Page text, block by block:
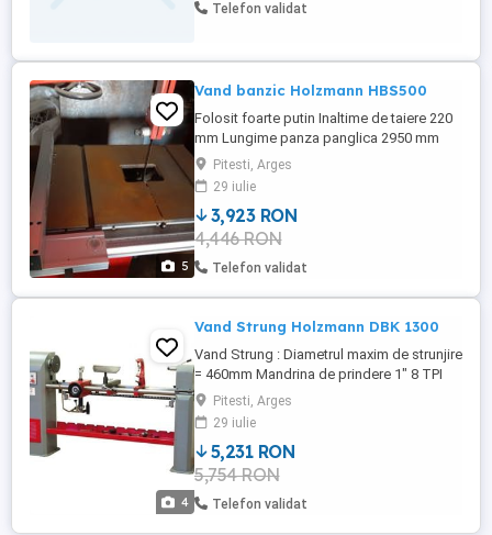
Telefon validat
5
Vand banzic Holzmann HBS500
Folosit foarte putin Inaltime de taiere 220
mm Lungime panza panglica 2950 mm
Dimensiuni masa 500 x 400 mm Inaltime
masa 990 mm Diametru hota exhaustare
100 mm Putere cedata a motorului S1 1
kW (1,5 CP) Putere absorbita de motor S6
40% 1,5 kW (230V) 1,5 kW (400V)
Tensiune ...
Pitesti, Arges
29 iulie
3,923 RON
4,446 RON
Telefon validat
4
Vand Strung Holzmann DBK 1300
Vand Strung : Diametrul maxim de strunjire
= 460mm Mandrina de prindere 1" 8 TPI
Greutate = 186 g. Dimensiuni de gabarit;
Lungime = 1500mm Latime = 600mm
Inaltime = 1200 mm Cu copiator
Pitesti, Arges
29 iulie
5,231 RON
5,754 RON
Telefon validat